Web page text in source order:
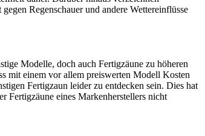
Regenschauer und andere Wettereinflüsse
Modelle, doch auch Fertigzäune zu höheren
mit einem vor allem preiswerten Modell Kosten
Fertigzaun leider zu entdecken sein. Dies hat
Fertigzäune eines Markenherstellers nicht